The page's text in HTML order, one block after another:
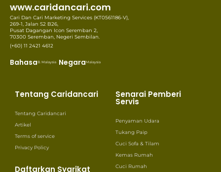
www.caridancari.com
Cari Dan Cari Marketing Services (KT0561186-V),
269-1, Jalan S2 B26,
Pusat Dagangan Icon Seremban 2,
70300 Seremban, Negeri Sembilan.
(+60) 11 2421 4612
BahasaB. Malaysia NegaraMalaysia
Tentang Caridancari
Tentang Caridancari
Artikel
Terms of service
Privacy Policy
Daftarkan Syarikat
Senarai Pemberi
Servis
Penyaman Udara
Tukang Paip
Cuci Sofa & Tilam
Kemas Rumah
Cuci Rumah